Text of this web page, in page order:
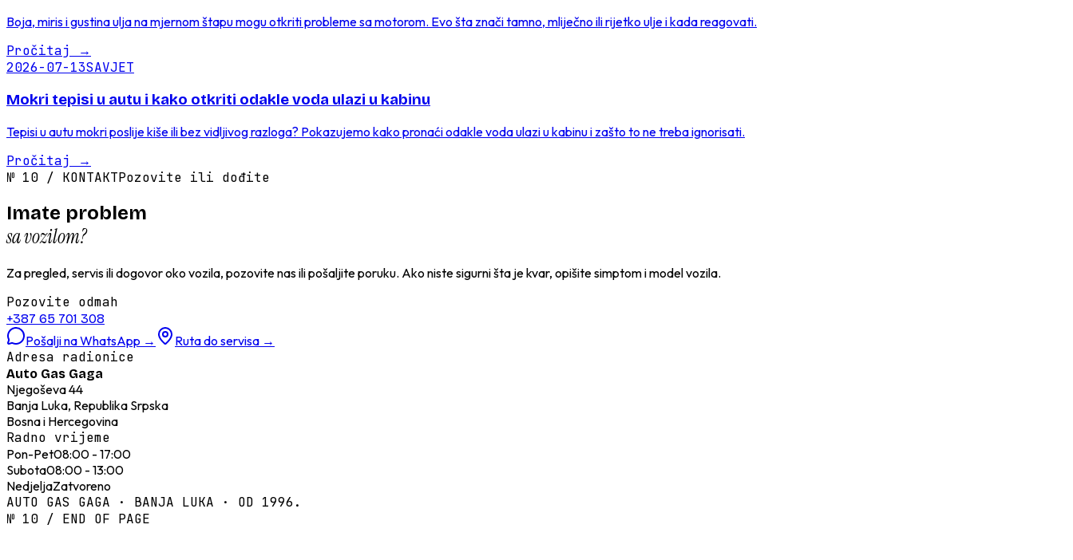
Boja, miris i gustina ulja na mjernom štapu mogu otkriti probleme sa motorom. Evo šta znači tamno, mliječno ili rijetko ulje i kada reagovati.
Pročitaj →
2026-07-13SAVJET
Mokri tepisi u autu i kako otkriti odakle voda ulazi u kabinu
Tepisi u autu mokri poslije kiše ili bez vidljivog razloga? Pokazujemo kako pronaći odakle voda ulazi u kabinu i zašto to ne treba ignorisati.
Pročitaj →
№ 10 / KONTAKTPozovite ili dođite
Imate problem
sa vozilom?
Za pregled, servis ili dogovor oko vozila, pozovite nas ili pošaljite poruku. Ako niste sigurni šta je kvar, opišite simptom i model vozila.
Pozovite odmah
+387 65 701 308
Pošalji na WhatsApp → Ruta do servisa →
Adresa radionice
Auto Gas Gaga
Njegoševa 44
Banja Luka, Republika Srpska
Bosna i Hercegovina
Radno vrijeme
Pon-Pet08:00 - 17:00
Subota08:00 - 13:00
NedjeljaZatvoreno
AUTO GAS GAGA · BANJA LUKA · OD 1996.
№ 10 / END OF PAGE